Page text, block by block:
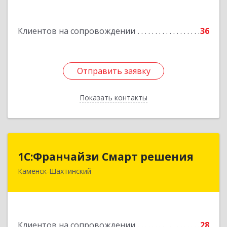
Клиентов на сопровождении 36
Отправить заявку
Показать контакты
Отправить заявку
Назад
1С:Франчайзи Смарт решения
Каменск-Шахтинский
1С:Франчайзи Смарт решения
347800, Ростовская обл, Каменск-Шахтинский г,